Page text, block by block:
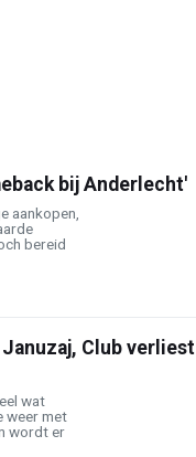
bij Anderlecht'
aankopen,
bereid
Januzaj, Club verliest
wat
weer met
wordt er